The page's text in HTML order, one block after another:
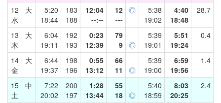
12
水
大
5:20
18:44
183
188
12:04
--:--
12
---
◎
5:38
19:02
4:40
18:48
28.7
13
木
大
6:04
19:11
192
193
0:23
12:39
79
9 ◎
5:39
19:01
5:51
19:24
0.4
14
金
大
6:44
19:37
198
196
0:55
13:12
66
11
◎
5:39
19:00
6:59
19:56
1.4
15
土
中
7:22
20:02
200
197
1:28
13:44
55
18 ◎
5:40
18:59
8:03
20:25
2.4